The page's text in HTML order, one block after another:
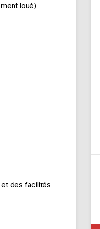
loué)
des facilités